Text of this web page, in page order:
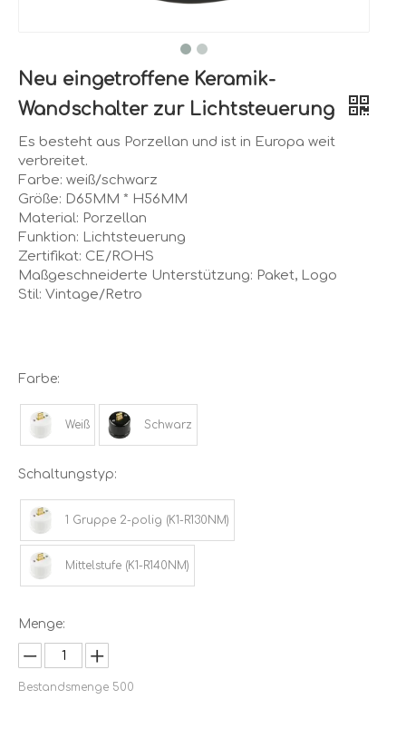
Neu eingetroffene Keramik-
Wandschalter zur Lichtsteuerung
Es besteht aus Porzellan und ist in Europa weit
verbreitet.
Farbe: weiß/schwarz
Größe: D65MM * H56MM
Material: Porzellan
Funktion: Lichtsteuerung
Zertifikat: CE/ROHS
Maßgeschneiderte Unterstützung: Paket, Logo
Stil: Vintage/Retro
Farbe:
Weiß Schwarz
Schaltungstyp:
1 Gruppe 2-polig (K1-R130NM)
Mittelstufe (K1-R140NM)
Menge:
Bestandsmenge 500